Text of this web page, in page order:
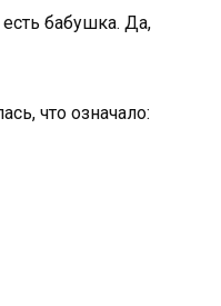
бабушка. Да,
что означало: